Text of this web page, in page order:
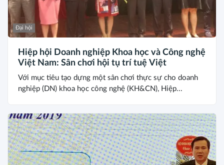
Đại hội
Hiệp hội Doanh nghiệp Khoa học và Công nghệ
Việt Nam: Sân chơi hội tụ trí tuệ Việt
Với mục tiêu tạo dựng một sân chơi thực sự cho doanh
nghiệp (DN) khoa học công nghệ (KH&CN), Hiệp...